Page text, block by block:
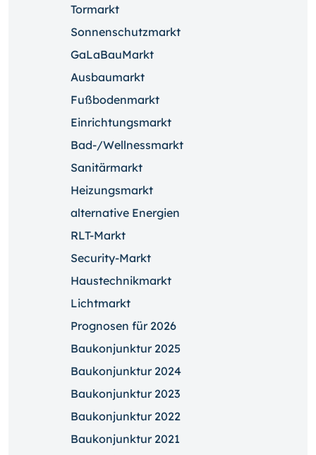
Tormarkt
Sonnenschutzmarkt
GaLaBauMarkt
Ausbaumarkt
Fußbodenmarkt
Einrichtungsmarkt
Bad-/Wellnessmarkt
Sanitärmarkt
Heizungsmarkt
alternative Energien
RLT-Markt
Security-Markt
Haustechnikmarkt
Lichtmarkt
Prognosen für 2026
Baukonjunktur 2025
Baukonjunktur 2024
Baukonjunktur 2023
Baukonjunktur 2022
Baukonjunktur 2021